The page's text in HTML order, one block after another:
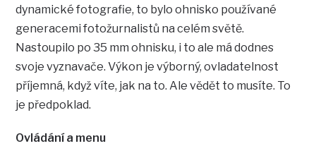
dynamické fotografie, to bylo ohnisko používané
generacemi fotožurnalistů na celém světě.
Nastoupilo po 35 mm ohnisku, i to ale má dodnes
svoje vyznavače. Výkon je výborný, ovladatelnost
příjemná, když víte, jak na to. Ale vědět to musíte. To
je předpoklad.
Ovládání a menu